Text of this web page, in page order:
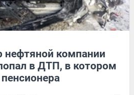
компании
в ДТП, в котором